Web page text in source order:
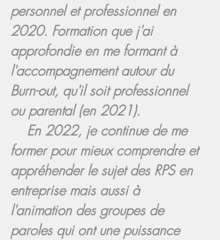
personnel et professionnel en
2020. Formation que j'ai
approfondie en me formant à
l'accompagnement autour du
Burn-out, qu'il soit professionnel
ou parental (en 2021).
En 2022, je continue de me
former pour mieux comprendre et
appréhender le sujet des RPS en
entreprise mais aussi à
l'animation des groupes de
paroles qui ont une puissance